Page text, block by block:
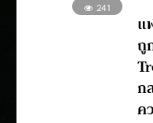
241
แ
ถู
ก
ค